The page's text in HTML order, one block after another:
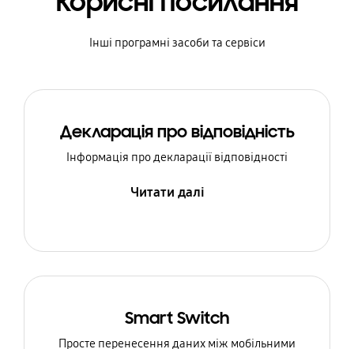
Інші програмні засоби та сервіси
Декларація про відповідність
Інформація про декларації відповідності
Читати далі
Smart Switch
Просте перенесення даних між мобільними